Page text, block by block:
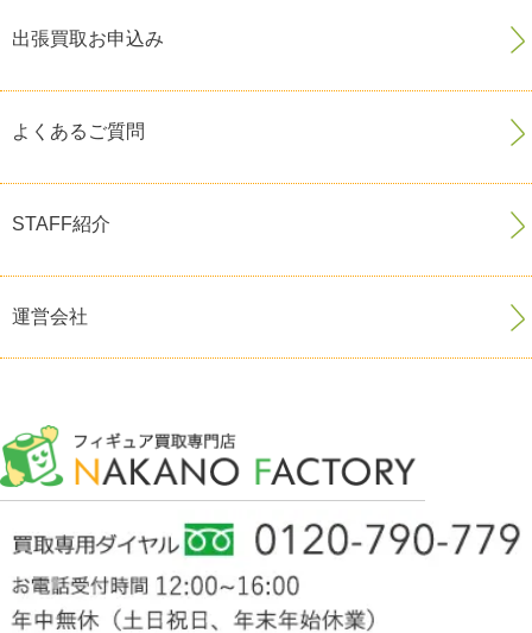
出張買取お申込み
よくあるご質問
STAFF紹介
運営会社